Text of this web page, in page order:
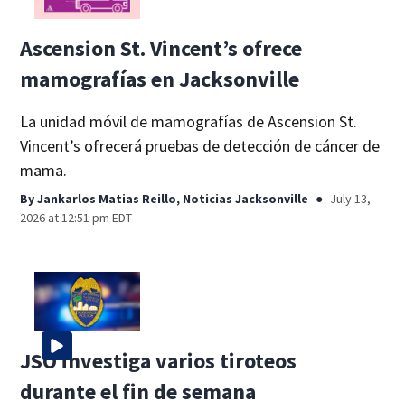
Ascension St. Vincent’s ofrece
mamografías en Jacksonville
La unidad móvil de mamografías de Ascension St.
Vincent’s ofrecerá pruebas de detección de cáncer de
mama.
ByJankarlos Matias Reillo, Noticias Jacksonville
July 13,
2026 at 12:51 pm EDT
JSO investiga varios tiroteos
durante el fin de semana